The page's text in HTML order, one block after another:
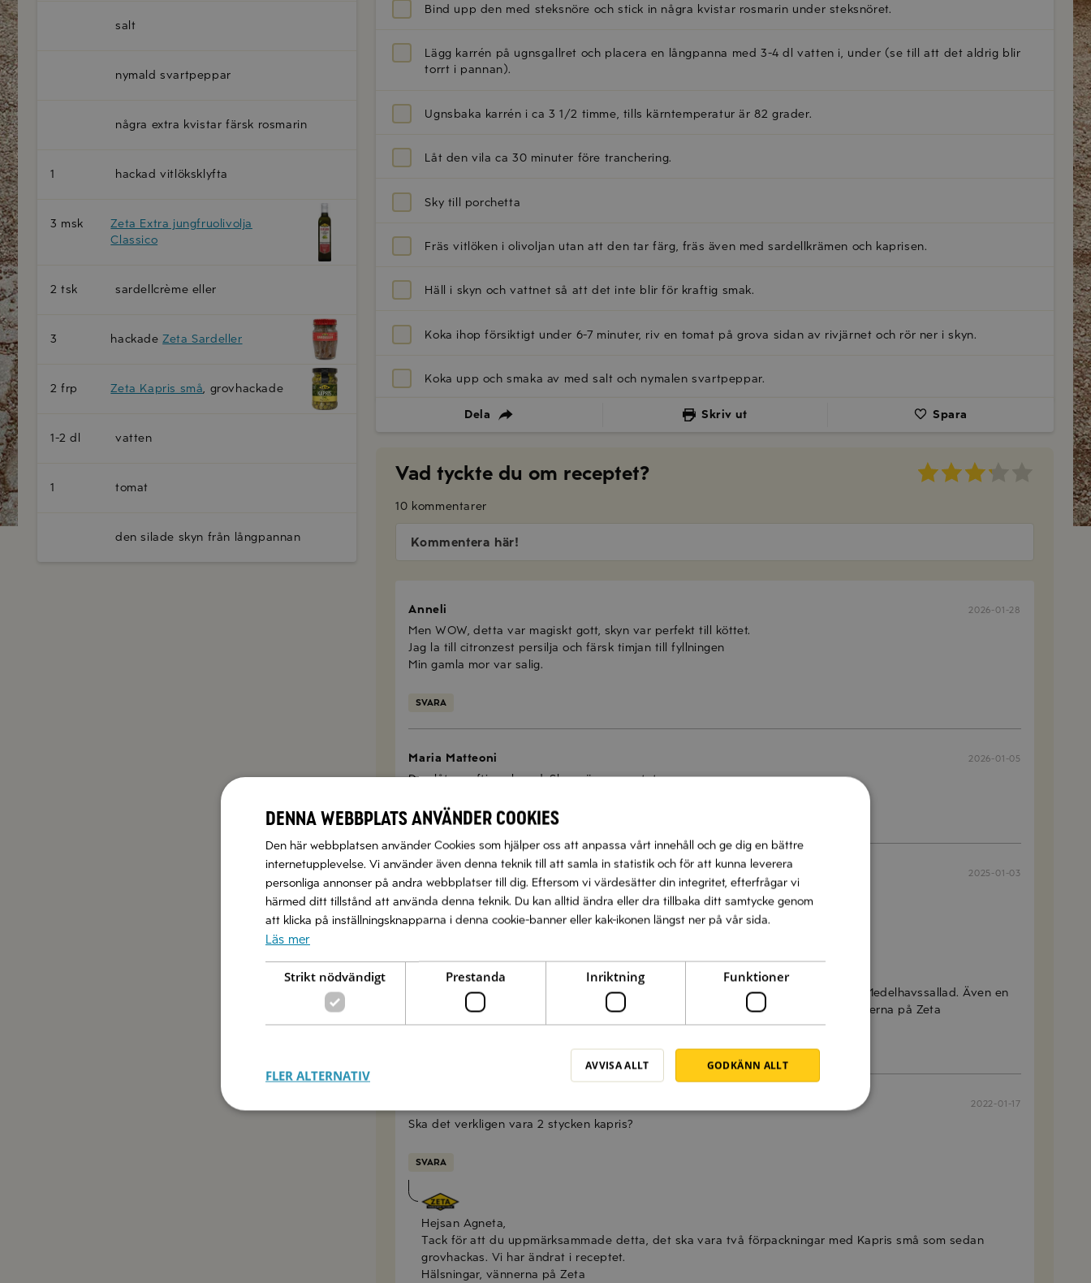
salt
nymald svartpeppar
några extra kvistar färsk rosmarin
1 hackad vitlöksklyfta
3 msk
Zeta Extra jungfruolivolja
Classico
2 tsk sardellcrème eller
3 hackadeZeta Sardeller
2 frp Zeta Kapris små, grovhackade
1-2 dl vatten
1 tomat
den silade skyn från långpannan
Bind upp den med steksnöre och stick in några kvistar rosmarin under steksnöret.
Lägg karrén på ugnsgallret och placera en långpanna med 3-4 dl vatten i, under (se till att det aldrig blir
torrt i pannan).
Ugnsbaka karrén i ca 3 1/2 timme, tills kärntemperatur är 82 grader.
Låt den vila ca 30 minuter före tranchering.
Sky till porchetta
Fräs vitlöken i olivoljan utan att den tar färg, fräs även med sardellkrämen och kaprisen.
Häll i skyn och vattnet så att det inte blir för kraftig smak.
Koka ihop försiktigt under 6-7 minuter, riv en tomat på grova sidan av rivjärnet och rör ner i skyn.
Koka upp och smaka av med salt och nymalen svartpeppar.
Dela Skriv ut Spara
Vad tyckte du om receptet?
10 kommentarer
Kommentera här!
Anneli 2026-01-28
Men WOW, detta var magiskt gott, skyn var perfekt till köttet.
Jag la till citronzest persilja och färsk timjan till fyllningen
Min gamla mor var salig.
SVARA
Maria Matteoni 2026-01-05
Den låter saftig och god. Ska pröva receptet.
SVARA
Jeanette 2025-01-03
Vilka tillbehör passar till? Saknar något annat än kött och sky…
Anna Mellberg
Hej Jeanette! Vi tycker om att servera en riktigt god sallad till, prova gärna vår Medelhavssallad. Även en
riktigt god risotto passar fint till eller ugnsstekta rotfrukter. Hälsningar från vännerna på Zeta
2022-01-17
Ska det verkligen vara 2 stycken kapris?
SVARA
Emma Olsson
Hejsan Agneta,
Tack för att du uppmärksammade detta, det ska vara två förpackningar med Kapris små som sedan
grovhackas. Vi har ändrat i receptet.
Hälsningar, vännerna på Zeta
Denna webbplats använder cookies
Den här webbplatsen använder Cookies som hjälper oss att anpassa vårt innehåll och ge dig en bättre
internetupplevelse. Vi använder även denna teknik till att samla in statistik och för att kunna leverera
personliga annonser på andra webbplatser till dig. Eftersom vi värdesätter din integritet, efterfrågar vi
härmed ditt tillstånd att använda denna teknik. Du kan alltid ändra eller dra tillbaka ditt samtycke genom
att klicka på inställningsknapparna i denna cookie-banner eller kak-ikonen längst ner på vår sida.
Läs mer
Strikt nödvändigt Prestanda Inriktning Funktioner
GODKÄNN ALLT
AVVISA ALLT
FLER ALTERNATIV